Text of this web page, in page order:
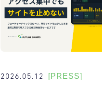
2026.05.12 [PRESS]